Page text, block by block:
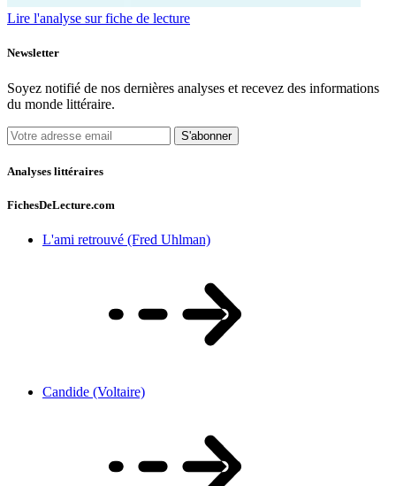
Lire l'analyse sur fiche de lecture
Newsletter
Soyez notifié de nos dernières analyses et recevez des informations
du monde littéraire.
S'abonner
Analyses littéraires
FichesDeLecture.com
L'ami retrouvé (Fred Uhlman)
Candide (Voltaire)